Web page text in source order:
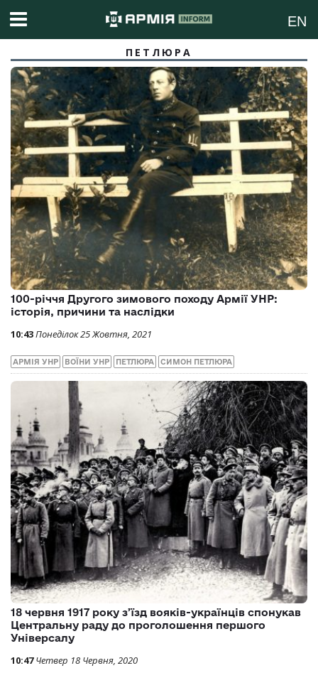
EN
ПЕТЛЮРА
100-річчя Другого зимового походу Армії УНР:
історія, причини та наслідки
10:43Понеділок 25 Жовтня, 2021
АРМІЯ УНР ВОЇНИ УНР ПЕТЛЮРА СИМОН ПЕТЛЮРА
18 червня 1917 року з’їзд вояків-українців спонукав
Центральну раду до проголошення першого
Універсалу
10:47 Четвер 18 Червня, 2020